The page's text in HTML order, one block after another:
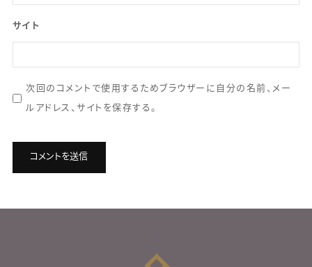
サイト
次回のコメントで使用するためブラウザーに自分の名前、メー
ルアドレス、サイトを保存する。